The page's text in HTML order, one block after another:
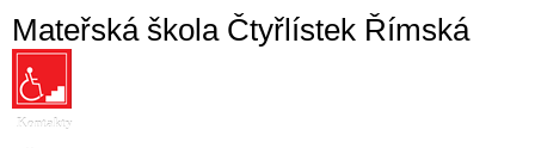
Mateřská škola Čtyřlístek Římská
Kontakty